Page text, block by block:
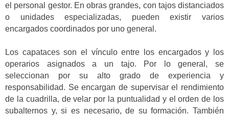
el personal gestor. En obras grandes, con tajos distanciados
o unidades especializadas, pueden existir varios
encargados coordinados por uno general.
Los capataces son el vínculo entre los encargados y los
operarios asignados a un tajo. Por lo general, se
seleccionan por su alto grado de experiencia y
responsabilidad. Se encargan de supervisar el rendimiento
de la cuadrilla, de velar por la puntualidad y el orden de los
subalternos y, si es necesario, de su formación. También